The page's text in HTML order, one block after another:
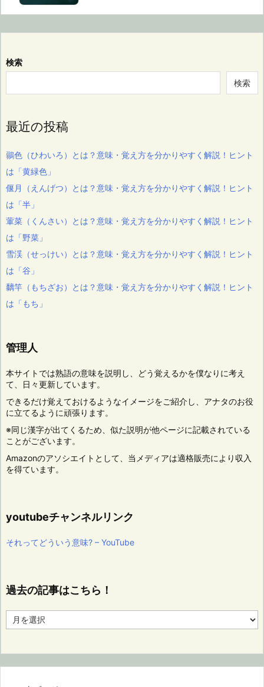
検索
検索
最近の投稿
鶸色（ひわいろ）とは？意味・覚え方を分かりやすく解説！ヒント
は「黄緑色」
偃月（えんげつ）とは？意味・覚え方を分かりやすく解説！ヒント
は「半」
葷菜（くんさい）とは？意味・覚え方を分かりやすく解説！ヒント
は「野菜」
雪渓（せっけい）とは？意味・覚え方を分かりやすく解説！ヒント
は「谷」
黐竿（もちざお）とは？意味・覚え方を分かりやすく解説！ヒント
は「もち」
管理人
本サイトでは熟語の意味を説明し、どう覚えるかを僕なりに考え
て、日々更新しています。
できるだけ覚えておけるようなイメージをご紹介し、アナタのお役
に立てるように頑張ります。
※同じ漢字が出てくるため、似た説明が他ページに記載されている
ことがございます。
Amazonのアソシエイトとして、当メディアは適格販売により収入
を得ています。
youtubeチャンネルリンク
それってどういう意味? – YouTube
過去の記事はこちら！
去